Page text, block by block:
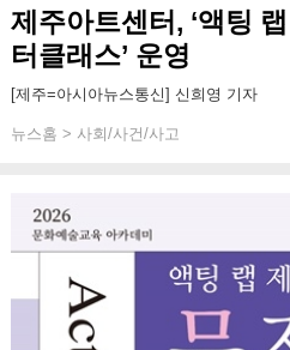
제주아트센터, ‘액팅
터클래스’ 운영
[제주=아시아뉴스통신] 신희영 기자
뉴스홈 > 사회/사건/사고